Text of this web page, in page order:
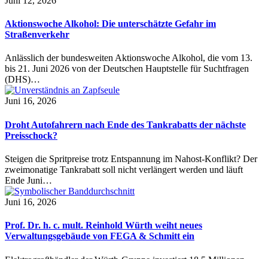
Aktionswoche Alkohol: Die unterschätzte Gefahr im
Straßenverkehr
Anlässlich der bundesweiten Aktionswoche Alkohol, die vom 13.
bis 21. Juni 2026 von der Deutschen Hauptstelle für Suchtfragen
(DHS)…
Juni 16, 2026
Droht Autofahrern nach Ende des Tankrabatts der nächste
Preisschock?
Steigen die Spritpreise trotz Entspannung im Nahost-Konflikt? Der
zweimonatige Tankrabatt soll nicht verlängert werden und läuft
Ende Juni…
Juni 16, 2026
Prof. Dr. h. c. mult. Reinhold Würth weiht neues
Verwaltungsgebäude von FEGA & Schmitt ein